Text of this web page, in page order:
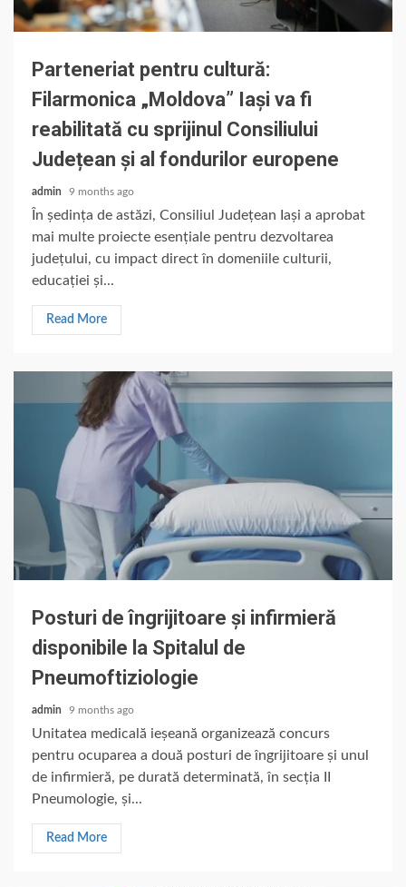
Parteneriat pentru cultură:
Filarmonica „Moldova” Iași va fi
reabilitată cu sprijinul Consiliului
Județean și al fondurilor europene
admin 9 months ago
În ședința de astăzi, Consiliul Județean Iași a aprobat
mai multe proiecte esențiale pentru dezvoltarea
județului, cu impact direct în domeniile culturii,
educației și...
Read More
Posturi de îngrijitoare și infirmieră
disponibile la Spitalul de
Pneumoftiziologie
admin 9 months ago
Unitatea medicală ieșeană organizează concurs
pentru ocuparea a două posturi de îngrijitoare și unul
de infirmieră, pe durată determinată, în secția II
Pneumologie, și...
Read More